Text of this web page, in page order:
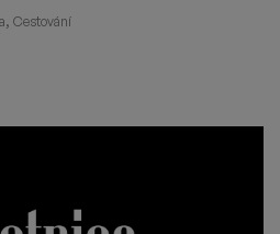
, Cestování